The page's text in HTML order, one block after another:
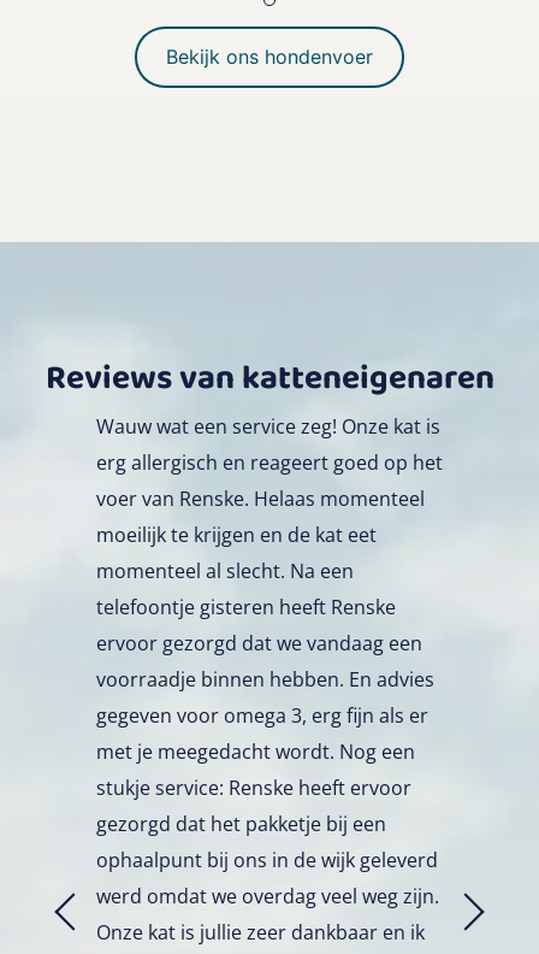
Bekijk ons hondenvoer
Reviews van katteneigenaren
Wauw wat een service zeg! Onze kat is
erg allergisch en reageert goed op het
voer van Renske. Helaas momenteel
moeilijk te krijgen en de kat eet
momenteel al slecht. Na een
telefoontje gisteren heeft Renske
ervoor gezorgd dat we vandaag een
voorraadje binnen hebben. En advies
gegeven voor omega 3, erg fijn als er
met je meegedacht wordt. Nog een
stukje service: Renske heeft ervoor
gezorgd dat het pakketje bij een
ophaalpunt bij ons in de wijk geleverd
werd omdat we overdag veel weg zijn.
Onze kat is jullie zeer dankbaar en ik